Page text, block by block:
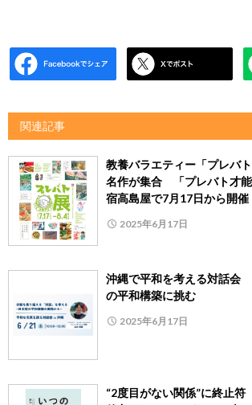
関連記事
教養バラエティー「プレバ
名作が集合 「プレバト才
宿高島屋で7月17日から開催
2025年6月17日
沖縄で平和を考える対話会
の平和構築に挑む
2025年6月17日
“2度目がない関係”に終止